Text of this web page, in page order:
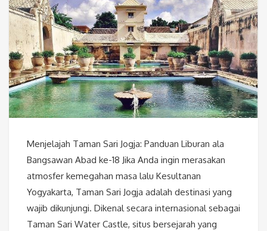
Menjelajah Taman Sari Jogja: Panduan Liburan ala
Bangsawan Abad ke-18 Jika Anda ingin merasakan
atmosfer kemegahan masa lalu Kesultanan
Yogyakarta, Taman Sari Jogja adalah destinasi yang
wajib dikunjungi. Dikenal secara internasional sebagai
Taman Sari Water Castle, situs bersejarah yang